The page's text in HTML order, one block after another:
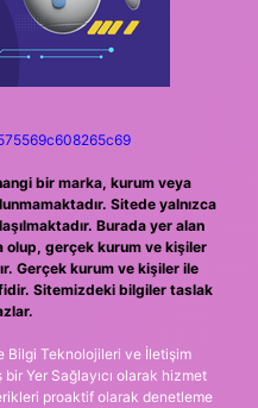
bir marka, kurum veya
Sitede yalnızca
Burada yer alan
olup, gerçek kurum ve kişiler
Gerçek kurum ve kişiler ile
Sitemizdeki bilgiler taslak
Bilgi Teknolojileri ve İletişim
Yer Sağlayıcı olarak hizmet
proaktif olarak denetleme